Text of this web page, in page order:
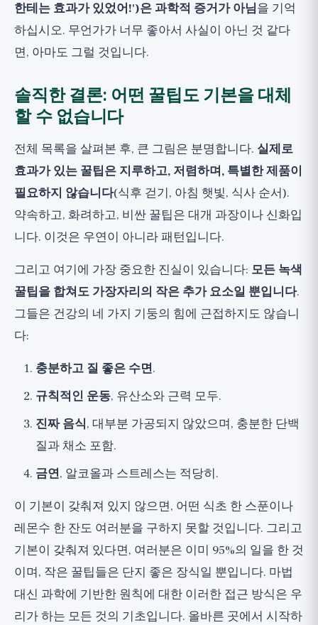
한테는 효과가 있었어!')은 과학적 증거가 아님을 기억
하십시오. 무언가가 너무 좋아서 사실이 아닌 것 같다
면, 아마도 그럴 것입니다.
솔직한 결론: 어떤 꿀팁도 기본을 대체
할 수 없습니다
전체 목록을 살펴본 후, 큰 그림은 분명합니다. 실제로
효과가 있는 꿀팁은 지루하고, 저렴하며, 특별한 제품이
필요하지 않습니다(식후 걷기, 아침 햇빛, 식사 순서).
약속하고, 화려하고, 비싼 꿀팁은 대개 과장이나 신화입
니다. 이것은 우연이 아니라 패턴입니다.
그리고 여기에 가장 중요한 진실이 있습니다: 모든 녹색
꿀팁을 합쳐도 가장자리의 작은 추가 요소일 뿐입니다.
그들은 건강의 네 가지 기둥의 힘에 근접하지도 않습니
다:
충분하고 질 좋은 수면.
규칙적인 운동, 유산소와 근력 모두.
진짜 음식, 대부분 가공되지 않았으며, 충분한 단백
질과 채소 포함.
금연, 알코올과 스트레스는 적당히.
이 기본이 갖춰져 있지 않으면, 어떤 식초 한 스푼이나
레몬수 한 잔도 여러분을 구하지 못할 것입니다. 그리고
기본이 갖춰져 있다면, 여러분은 이미 95%의 일을 한 것
이며, 작은 꿀팁들은 단지 좋은 장식일 뿐입니다. 마법
대신 과학에 기반한 원칙에 대한 이러한 접근 방식은 우
리가 하는 모든 것의 기초입니다. 올바른 곳에서 시작하